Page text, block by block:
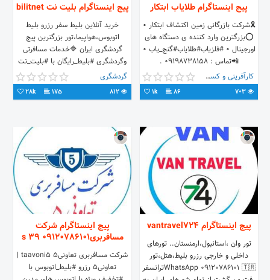
پیج اینستاگرام طلایاب ابتکار
🎗شرکت بازرگانی زمین اکتشاف ابتکار ۰
⭕️بزرگترین وارد کننده ی دستگاه های
اورجینال ۰ #فلزیاب#طلایاب#گنج_یاب ۰
📲تماس : 09198738158 .
@felezyab_ebtekar
کارآفرینی و کسب و کار
86
1k
پیج اینستاگرام بلیت نت bilitnet
خرید آنلاین بلیط سفر رزرو بلیط
اتوبوس،هواپیما،تور بزرگترین پیج
گردشگری ایران 🔷️خدمات مسافرتی
وگردشگری #بلیط_رایگان با #بلیت_نت
💎#ساده#سریع#ارزانگردشگری
175
28k
پیج اینستاگرام vantravel724
تور وان ،استانبول،ارمنستان.. تورهای
داخلی و خارجی رزرو بلیط،هتل،تور
WhatsApp 09120786101 🇹🇷ترانسفر
پیج اینستاگرام شرکت
مسافربری09120786101 39 s
شرکت مسافربری تعاونی۵ taavoni5 |
تعاونی۵ رزرو #بلیط_اتوبوس با